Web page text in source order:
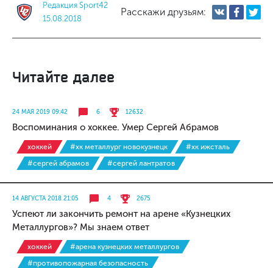
Редакция Sport42
15.08.2018
Расскажи друзьям:
Читайте далее
24 МАЯ 2019 09:42 6 12632
Воспоминания о хоккее. Умер Сергей Абрамов
хоккей #хк металлург новокузнецк
#хк ижсталь
#сергей абрамов
#сергей лантратов
14 АВГУСТА 2018 21:05 4 2675
Успеют ли закончить ремонт на арене «Кузнецких
Металлургов»? Мы знаем ответ
хоккей
#арена кузнецких металлургов
#противопожарная безопасность